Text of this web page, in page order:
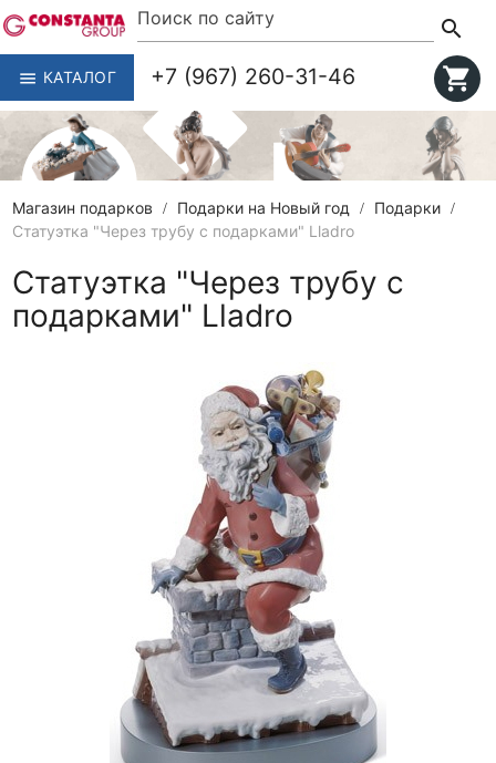
menu КАТАЛОГ
search
+7 (967) 260-31-46
shopping_cart
Магазин подарков Подарки на Новый год
Подарки
Статуэтка "Через трубу с подарками" Lladro
Статуэтка "Через трубу с
подарками" Lladro